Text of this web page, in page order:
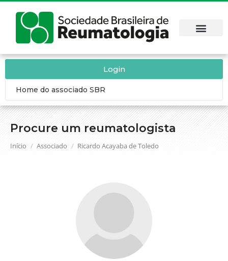
Procure um reumatologista
Você está aqui:
Início Associado Ricardo Acayaba de Toledo
Login
Home do associado SBR